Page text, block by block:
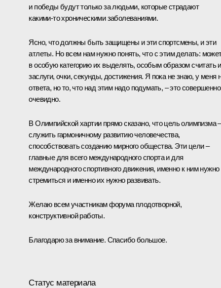
и победы будут только за людьми, которые страдают
какими‑то хроническими заболеваниями.
Ясно, что должны быть защищены и эти спортсмены, и эти
атлеты. Но всем нам нужно понять, что с этим делать:
в особую категорию их выделять, особым образом считать
заслуги, очки, секунды, достижения. Я пока не знаю, у меня
ответа, но то, что над этим надо подумать, – это совершенно
очевидно.
В Олимпийской хартии прямо сказано, что цель олимпизма –
служить гармоничному развитию человечества,
способствовать созданию мирного общества. Эти цели –
главные для всего международного спорта и для
международного спортивного движения, именно к ним нужно
стремиться и именно их нужно развивать.
Желаю всем участникам форума плодотворной,
конструктивной работы.
Благодарю за внимание. Спасибо большое.
Статус материала